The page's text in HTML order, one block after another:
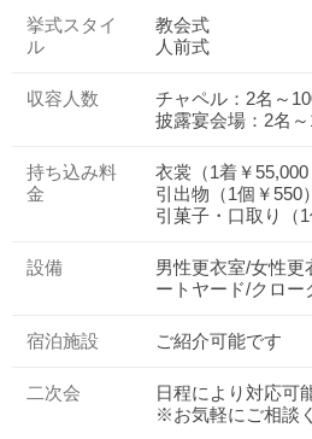
挙式スタイ
ル
教会式
人前式
収容人数
チャペル：2名～
披露宴会場：2名～
持ち込み料
金
衣裳（1着￥55,000
引出物（1個￥550）
引菓子・口取り（1
設備
男性更衣室/女性更
ートヤード/クロー
宿泊施設 ご紹介可能です
二次会
日程により対応可
※お気軽にご相談